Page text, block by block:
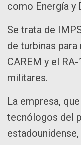
como Energía y
Se trata de
de turbinas
CAREM y el
militares.
La empresa,
tecnólogos del
estadounidense,